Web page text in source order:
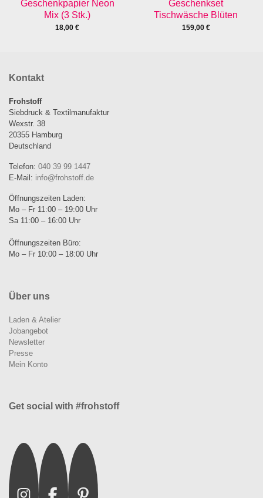
Geschenkpapier Neon
Mix (3 Stk.)
18,00 €
Geschenkset
Tischwäsche Blüten
159,00 €
Kontakt
Frohstoff
Siebdruck & Textilmanufaktur
Wexstr. 38
20355 Hamburg
Deutschland
Telefon: 040 39 99 1447
E-Mail: info@frohstoff.de
Öffnungszeiten Laden:
Mo – Fr 11:00 – 19:00 Uhr
Sa 11:00 – 16:00 Uhr
Öffnungszeiten Büro:
Mo – Fr 10:00 – 18:00 Uhr
Über uns
Laden & Atelier
Jobangebot
Newsletter
Presse
Mein Konto
Get social with #frohstoff
InstagramFacebookPinterest